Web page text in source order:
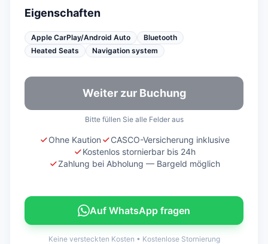
Eigenschaften
Apple CarPlay/Android Auto
Bluetooth
Heated Seats
Navigation system
Weiter zur Buchung
Bitte füllen Sie alle Felder aus
Ohne Kaution
CASCO-Versicherung inklusive
Kostenlos stornierbar bis 24h
Zahlung bei Abholung — Bargeld möglich
Auf WhatsApp fragen
Keine versteckten Kosten • Kostenlose Stornierung